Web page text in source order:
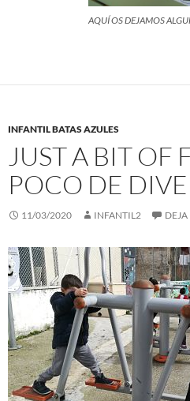
AQUÍ OS DEJAMOS
INFANTIL BATAS AZULES
JUST A BIT OF
POCO DE
11/03/2020 INFANTIL2